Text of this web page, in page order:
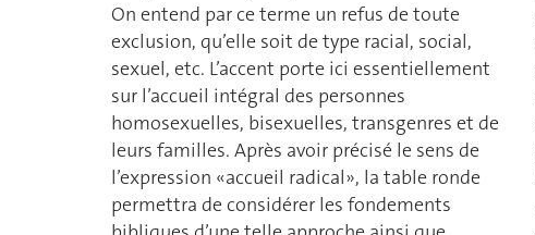
On entend par ce terme un refus de toute
exclusion, qu’elle soit de type racial, social,
sexuel, etc. L’accent porte ici essentiellement
sur l’accueil intégral des personnes
homosexuelles, bisexuelles, transgenres et de
leurs familles. Après avoir précisé le sens de
l’expression «accueil radical», la table ronde
permettra de considérer les fondements